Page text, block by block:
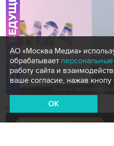
Новости СМИ2
АО «Москва Медиа»
обрабатывает
работу сайта и
ваше согласие, нажав
OK